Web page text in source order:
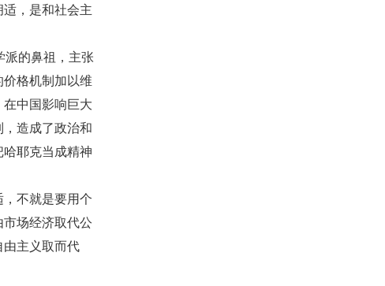
，是和社会主
派的鼻祖，主张
格机制加以维
中国影响巨大
造成了政治和
耶克当成精神
不就是要用个
场经济取代公
由主义取而代